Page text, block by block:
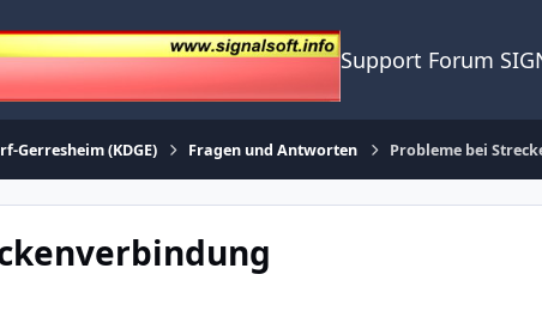
Support Forum
Gerresheim (KDGE) Fragen und Antworten Probleme bei